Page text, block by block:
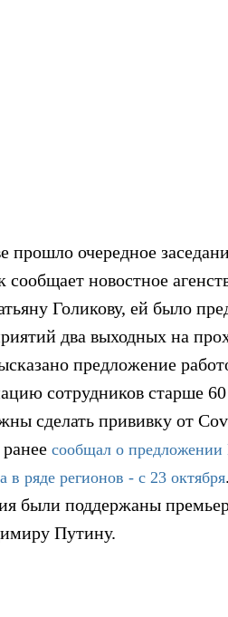
прошло очередное
сообщает новостное
Голикову, ей было
два выходных на
предложение
сотрудников старше
сделать прививку от
сообщал о предложении
в ряде регионов - с 23 октября.
были поддержаны
Путину.